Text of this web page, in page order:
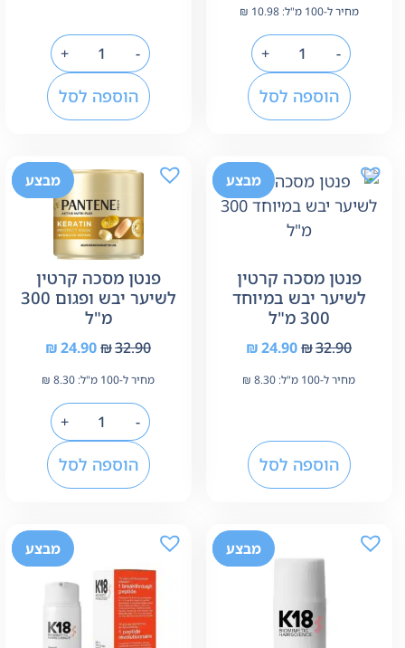
מחיר ל-100 מ"ל: ₪ 10.98
-
+
הוספה לסל
-
+
הוספה לסל
-24%
מבצע
פנטן מסכה קרטין
לשיער יבש במיוחד
300 מ"ל
₪32.90
₪24.90
מחיר ל-100 מ"ל: ₪ 8.30
הוספה לסל
-24%
מבצע
פנטן מסכה קרטין
לשיער יבש ופגום 300
מ"ל
₪32.90
₪24.90
מחיר ל-100 מ"ל: ₪ 8.30
-
+
הוספה לסל
-7%
מבצע -7%
מבצע